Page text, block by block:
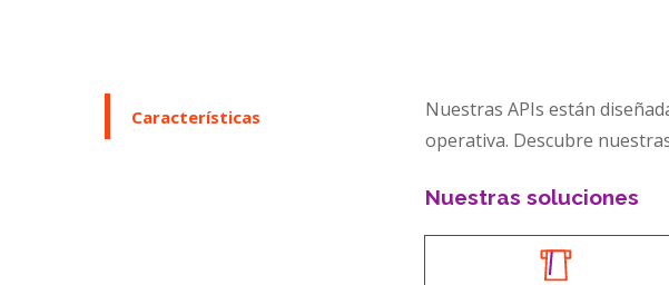
Características
Nuestras APIs están
operativa. Descubre
Nuestras soluciones